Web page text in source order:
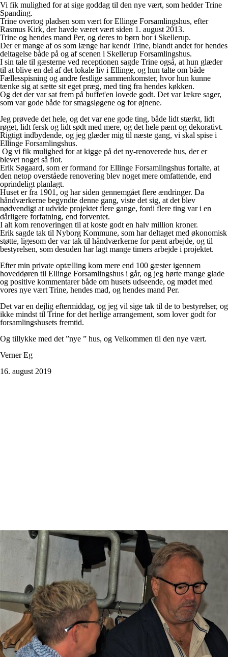
Vi fik mulighed for at sige goddag til den nye vært, som hedder Trine
Spanding.
Trine overtog pladsen som vært for Ellinge Forsamlingshus, efter
Rasmus Kirk, der havde været vært siden 1. august 2013.
Trine og hendes mand Per, og deres to børn bor i Skellerup.
Der er mange af os som længe har kendt Trine, blandt andet for hendes
deltagelse både på og af scenen i Skellerup Forsamlingshus.
I sin tale til gæsterne ved receptionen sagde Trine også, at hun glæder
til at blive en del af det lokale liv i Ellinge, og hun talte om både
Fællesspisning og andre festlige sammenkomster, hvor hun kunne
tænke sig at sætte sit eget præg, med ting fra hendes køkken.
Og det der var sat frem på buffet'en lovede godt. Det var lækre sager,
som var gode både for smagsløgene og for øjnene.
Jeg prøvede det hele, og det var ene gode ting, både lidt stærkt, lidt
røget, lidt fersk og lidt sødt med mere, og det hele pænt og dekorativt.
Rigtigt indbydende, og jeg glæder mig til næste gang, vi skal spise i
Ellinge Forsamlingshus.
Og vi fik mulighed for at kigge på det ny-renoverede hus, der er
blevet noget så flot.
Erik Søgaard, som er formand for Ellinge Forsamlingshus fortalte, at
den netop overståede renovering blev noget mere omfattende, end
oprindeligt planlagt.
Huset er fra 1901, og har siden gennemgået flere ændringer. Da
håndværkerne begyndte denne gang, viste det sig, at det blev
nødvendigt at udvide projektet flere gange, fordi flere ting var i en
dårligere forfatning, end forventet.
I alt kom renoveringen til at koste godt en halv million kroner.
Erik sagde tak til Nyborg Kommune, som har deltaget med økonomisk
støtte, ligesom der var tak til håndværkerne for pænt arbejde, og til
bestyrelsen, som desuden har lagt mange timers arbejde i projektet.
Efter min private optælling kom mere end 100 gæster igennem
hoveddøren til Ellinge Forsamlingshus i går, og jeg hørte mange glade
og positive kommentarer både om husets udseende, og mødet med
vores nye vært Trine, hendes mad, og hendes mand Per.
Det var en dejlig eftermiddag, og jeg vil sige tak til de to bestyrelser, og
ikke mindst til Trine for det herlige arrangement, som lover godt for
forsamlingshusets fremtid.
Og tillykke med det ”nye ” hus, og Velkommen til den nye vært.
Verner Eg
16. august 2019